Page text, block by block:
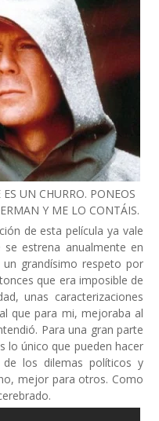
UN CHURRO. PONEOS
Y ME LO CONTÁIS.
de esta película ya vale
estrena anualmente en
grandísimo respeto por
que era imposible de
unas caracterizaciones
que para mi, mejoraba al
Para una gran parte
lo único que pueden hacer
los dilemas políticos y
mejor para otros. Como